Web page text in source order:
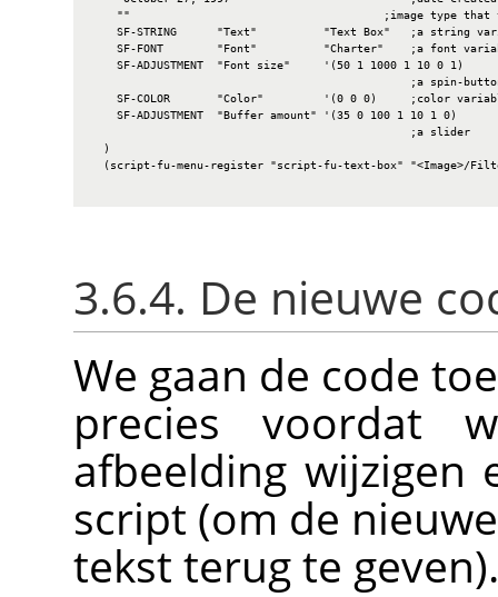
""                                      ;image type that
SF-STRING      "Text"          "Text Box"   ;a string
SF-FONT        "Font"          "Charter"    ;a font
    SF-ADJUSTMENT  "Font size"     '(50 1 1000 1 10 0 1)
;a spin-
SF-COLOR       "Color"         '(0 0 0)     ;color
    SF-ADJUSTMENT  "Buffer amount" '(35 0 100 1 10 1 0)
                                                ;a slider
  )
(script-fu-menu-register "script-fu-text-box" "<Image>/
3.6.4. De nieuwe
We gaan de code
precies voordat
afbeelding
script (om de
tekst terug te geven).